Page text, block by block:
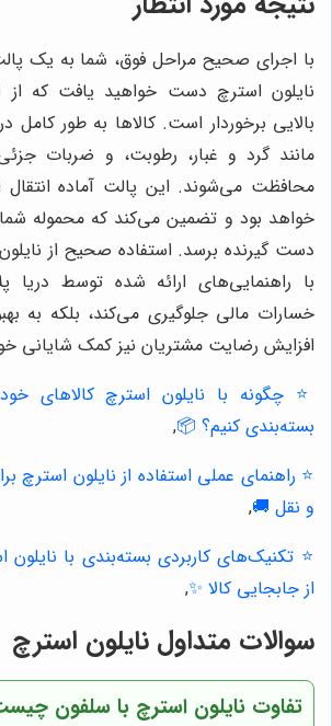
با اجرای صحیح مراحل فوق، شما به یک
نایلون استرچ دست خواهید یافت که از
بالایی برخوردار است. کالاها به طور کامل
مانند گرد و غبار، رطوبت، و ضربات
محافظت می‌شوند. این پالت آماده
خواهد بود و تضمین می‌کند که محموله
دست گیرنده برسد. استفاده صحیح از
با راهنمایی‌های ارائه شده توسط دریا
خسارات مالی جلوگیری می‌کند، بلکه به
افزایش رضایت مشتریان نیز کمک شایانی
⭐️ چگونه با نایلون استرچ کالاهای
بسته‌بندی کنیم؟ 📦,
⭐️ راهنمای عملی استفاده از نایلون استرچ
و نقل 🚚,
⭐️ تکنیک‌های کاربردی بسته‌بندی با نایلون
از جابجایی کالا ✨,
سوالات متداول نایلون استرچ
تفاوت نایلون استرچ با سلفون